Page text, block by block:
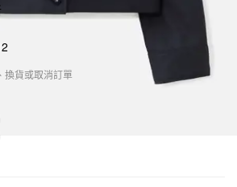
換貨或取消訂單